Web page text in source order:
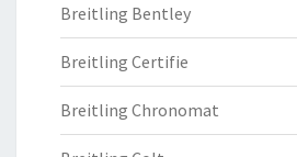
Breitling Bentley
Breitling Certifie
Breitling Chronomat